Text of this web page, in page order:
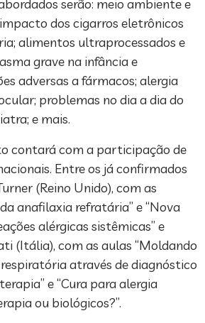
serão: meio ambiente e
dos cigarros eletrônicos
alimentos ultraprocessados e
grave na infância e
adversas a fármacos; alergia
problemas no dia a dia do
e mais.
contará com a participação de
Entre os já confirmados
(Reino Unido), com as
anafilaxia refratária” e “Nova
alérgicas sistêmicas” e
(Itália), com as aulas “Moldando
através de diagnóstico
e “Cura para alergia
ou biológicos?”.